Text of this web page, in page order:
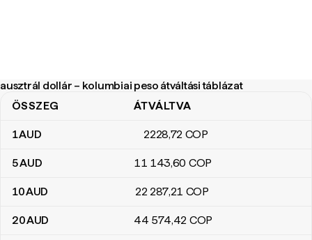
ausztrál dollár – kolumbiai peso átváltási táblázat
ausztrál dollár – kolumbiai peso átváltási táblázat
ÖSSZEG ÁTVÁLTVA
1AUD 2228,72 COP
5AUD 11 143,60 COP
10AUD 22 287,21 COP
20AUD 44 574,42 COP